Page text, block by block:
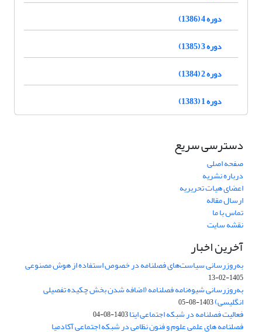
دوره 4 (1386)
دوره 3 (1385)
دوره 2 (1384)
دوره 1 (1383)
دسترسی سریع
صفحه اصلی
درباره نشریه
اعضای هیات تحریریه
ارسال مقاله
تماس با ما
نقشه سایت
آخرین اخبار
به‌روزرسانی سیاست‌های فصلنامه در خصوص استفاده از هوش مصنوعی
1405-02-13
به‌روزرسانی شیوه‌نامه فصلنامه (اضافه شدن بخش چکیده تفصیلی
انگلیسی)1403-08-05
فعالیت فصلنامه در شبکه اجتماعی ایتا1403-08-04
فصلنامه های علمی علوم و فنون نظامی در شبکه اجتماعی آکادمیا